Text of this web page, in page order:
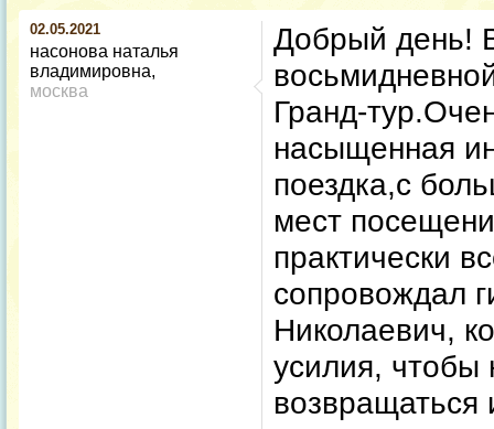
02.05.2021
насонова наталья
владимировна
москва
Добрый день!
Гранд-
насыщенная
поездка,с
мест
практически
сопровождал
Николаевич,
усилия, чтобы
возвращаться